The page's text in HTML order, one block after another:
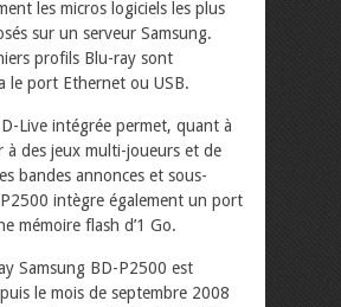
les micros logiciels les plus
sur un serveur Samsung.
profils Blu-ray sont
le port Ethernet ou USB.
Live intégrée permet, quant à
à des jeux multi-joueurs et de
bandes annonces et sous-
intègre également un port
mémoire flash d’1 Go.
Samsung BD-P2500 est
le mois de septembre 2008